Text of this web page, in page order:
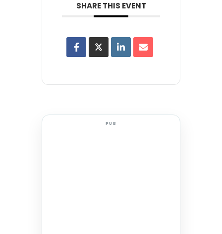
SHARE THIS EVENT
PUB